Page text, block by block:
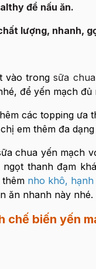
để nấu ăn.
lượng, nhanh,
vào trongsữa chua
để yến mạch
các topping
em thêm đa
chua yến mạch
thanh đạm
nho khô,
ăn nhanh này nhé.
chế biến yến